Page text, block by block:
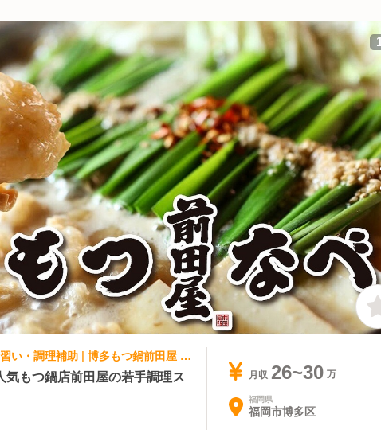
和食, 日本料理・懐石料理 | 調理見習い・調理補助 | 博多もつ鍋前田屋 総本店
気もつ鍋店前田屋の若手調理ス
月収 26~30
福岡県
福岡市博多区